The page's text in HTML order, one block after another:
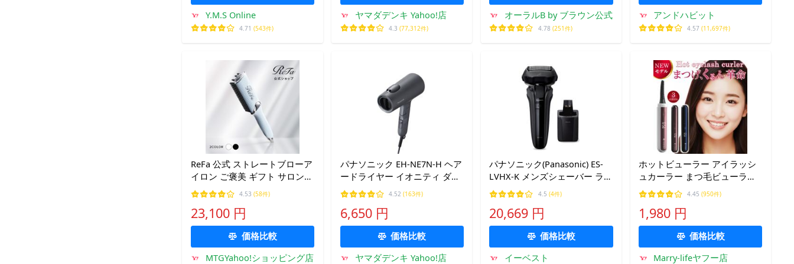
Y.M.S Online
4.71 (543件)
ヤマダデンキ Yahoo!店
4.3 (77,312件)
オーラルB by ブラウン公式
4.78 (251件)
アンドハビット
4.57 (11,697件)
ReFa 公式 ストレートブローア
イロン ご褒美 ギフト サロン級
簡単 ナチュラルストレート
4.53 (58件)
23,100 円
価格比較
MTGYahoo!ショッピング店
パナソニック EH-NE7N-H ヘア
ードライヤー イオニティ ダブ
ルミネラル＆マイナスイオン
低温ケアモード搭載 ダークグ
レー
4.52 (163件)
6,650 円
価格比較
ヤマダデンキ Yahoo!店
パナソニック(Panasonic) ES-
LVHX-K メンズシェーバー ラム
ダッシュ 5枚刃 洗浄器付き ラ
ムダッシュAI+搭載 密着5Dヘ
ッド採用
4.5 (4件)
20,669 円
価格比較
イーベスト
ホットビューラー アイラッシ
ュカーラー まつ毛ビューラー
USB充電 3段階温度設定 持ち運
び 小さい まつエク つけま対応
睫カーラー 睫毛 まつ毛
4.45 (950件)
1,980 円
価格比較
Marry-lifeヤフー店